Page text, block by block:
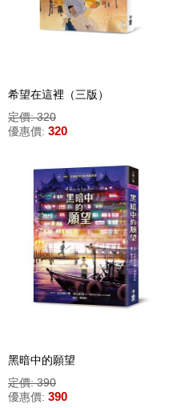
希望在這裡（三版）
定價: 320
優惠價: 320
黑暗中的願望
定價: 390
優惠價: 390